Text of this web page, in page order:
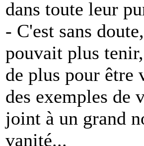
dans toute leur
- C'est sans
pouvait plus
de plus pour être
des exemples de
joint à un grand
vanité...